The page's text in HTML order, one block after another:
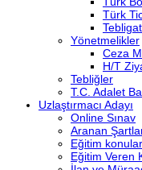
Türk
Yönetmelikler
Ceza
H/T
Tebliğler
T.C. Adalet
Uzlaştırmacı Adayı
Online Sınav
Aranan
Eğitim
Eğitim Veren